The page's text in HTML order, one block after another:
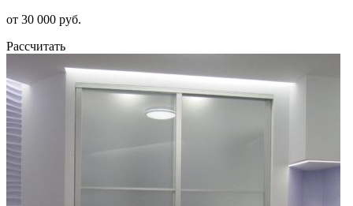
от 30 000 руб.
Рассчитать